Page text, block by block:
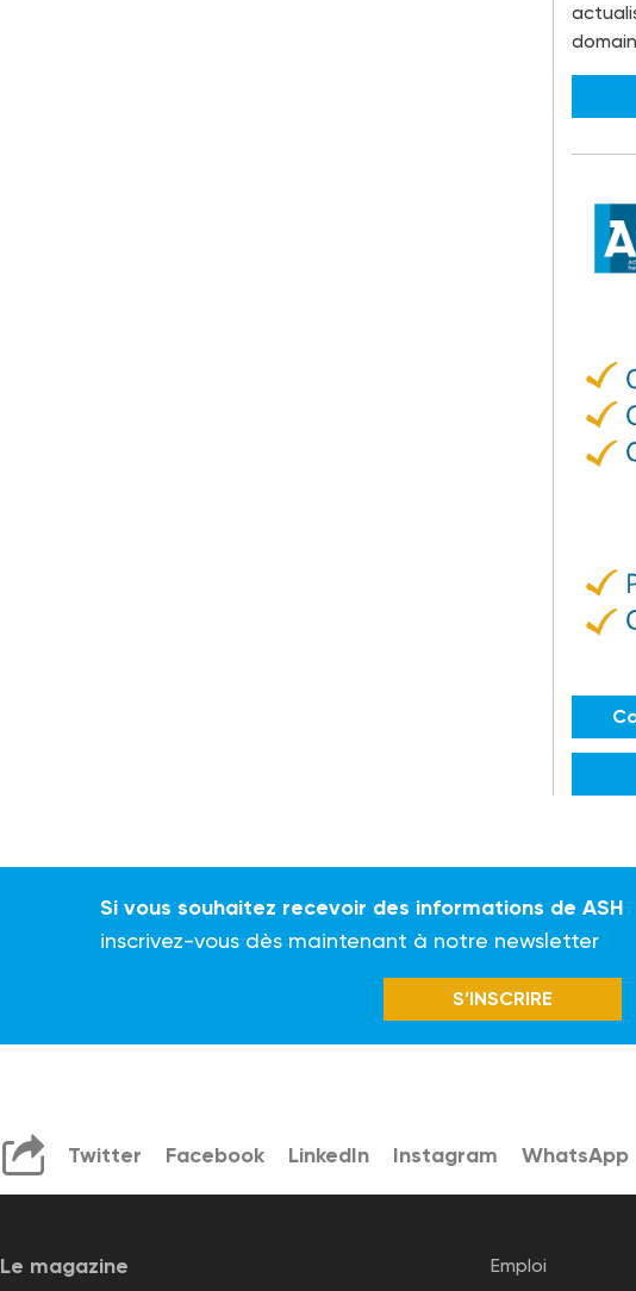
Si vous souhaitez recevoir des informations de ASH
inscrivez-vous dès maintenant à notre newsletter
S’INSCRIRE
Twitter Facebook LinkedIn Instagram WhatsApp
Le magazine
Emploi